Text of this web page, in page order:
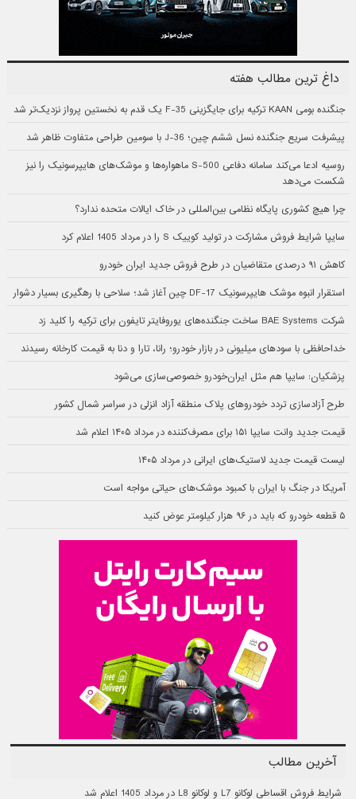
داغ ترین مطالب هفته
جنگنده بومی KAAN ترکیه برای جایگزینی F-35 یک قدم به نخستین پرواز نزدیک‌تر شد
پیشرفت سریع جنگنده نسل ششم چین؛ J-36 با سومین طراحی متفاوت ظاهر شد
روسیه ادعا می‌کند سامانه دفاعی S-500 ماهواره‌ها و موشک‌های هایپرسونیک را نیز
شکست می‌دهد
چرا هیچ کشوری پایگاه نظامی بین‌المللی در خاک ایالات متحده ندارد؟
سایپا شرایط فروش مشارکت در تولید کوییک S را در مرداد 1405 اعلام کرد
کاهش ۹۱ درصدی متقاضیان در طرح فروش جدید ایران خودرو
استقرار انبوه موشک هایپرسونیک DF-17 چین آغاز شد؛ سلاحی با رهگیری بسیار دشوار
شرکت BAE Systems ساخت جنگنده‌های یوروفایتر تایفون برای ترکیه را کلید زد
خداحافظی با سودهای میلیونی در بازار خودرو؛ رانا، تارا و دنا به قیمت کارخانه رسیدند
پزشکیان: سایپا هم مثل ایران‌خودرو خصوصی‌سازی می‌شود
طرح آزادسازی تردد خودروهای پلاک منطقه آزاد انزلی در سراسر شمال کشور
قیمت جدید وانت سایپا ۱۵۱ برای مصرف‌کننده در مرداد ۱۴۰۵ اعلام شد
لیست قیمت جدید لاستیک‌های ایرانی در مرداد ۱۴۰۵
آمریکا در جنگ با ایران با کمبود موشک‌های حیاتی مواجه است
۵ قطعه خودرو که باید در ۹۶ هزار کیلومتر عوض کنید
آخرین مطالب
شرایط فروش اقساطی لوکانو L7 و لوکانو L8 در مرداد 1405 اعلام شد